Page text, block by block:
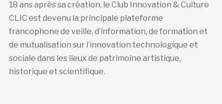
18 ans après sa création, le Club Innovation & Culture
CLIC est devenu la principale plateforme
francophone de veille, d’information, de formation et
de mutualisation sur l’innovation technologique et
sociale dans les lieux de patrimoine artistique,
historique et scientifique.